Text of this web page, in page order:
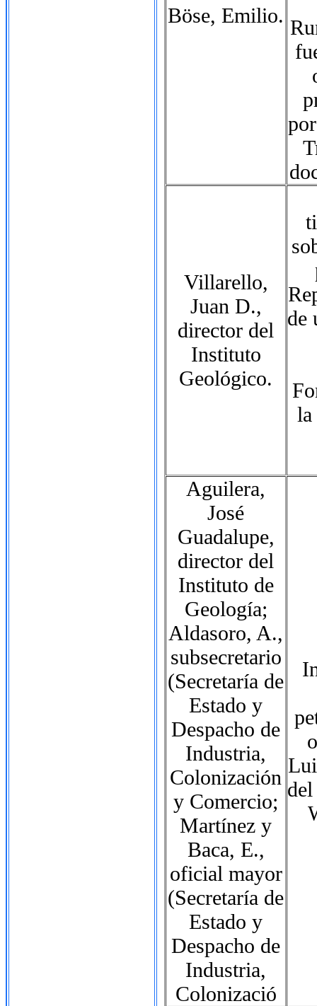
Böse, Emilio.
Villarello,
Juan D.,
director del
Instituto
Geológico.
de
la
Aguilera,
José
Guadalupe,
director del
Instituto de
Geología;
Aldasoro, A.,
subsecretario
(Secretaría de
Estado y
Despacho de
Industria,
Colonización
y Comercio;
Martínez y
Baca, E.,
oficial mayor
(Secretaría de
Estado y
Despacho de
Industria,
Colonizació